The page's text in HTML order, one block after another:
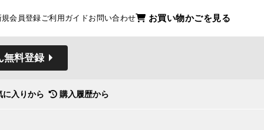
規会員登録ご利用ガイドお問い合わせ お買い物かごを見る
無料登録
に入りから 購入履歴から